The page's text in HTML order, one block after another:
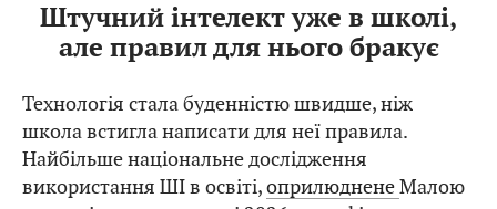
Штучний інтелект уже в школі,
але правил для нього бракує
Технологія стала буденністю швидше, ніж
школа встигла написати для неї правила.
Найбільше національне дослідження
використання ШІ в освіті,оприлюдненеМалою